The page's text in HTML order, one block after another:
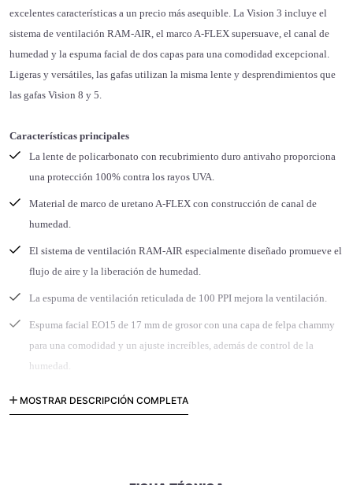
excelentes características a un precio más asequible. La Vision 3 incluye el
sistema de ventilación RAM-AIR, el marco A-FLEX supersuave, el canal de
humedad y la espuma facial de dos capas para una comodidad excepcional.
Ligeras y versátiles, las gafas utilizan la misma lente y desprendimientos que
las gafas Vision 8 y 5.
Características principales
La lente de policarbonato con recubrimiento duro antivaho proporciona
una protección 100% contra los rayos UVA.
Material de marco de uretano A-FLEX con construcción de canal de
humedad.
El sistema de ventilación RAM-AIR especialmente diseñado promueve el
flujo de aire y la liberación de humedad.
La espuma de ventilación reticulada de 100 PPI mejora la ventilación.
Espuma facial EO15 de 17 mm de grosor con una capa de felpa chammy
para una comodidad y un ajuste increíbles, además de control de la
humedad.
Un campo de visión ultra amplio está diseñado para integrarse a la
perfección con el sistema Roll-Off WIDE-VISION de Alpinestars.
MOSTRAR DESCRIPCIÓN COMPLETA